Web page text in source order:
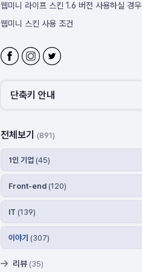
웹미니 라이프 스킨 1.6 버전 사용하실 경우
웹미니 스킨 사용 조건
웹미니 사이트
단축키 안내
전체보기 (891)
1인 기업 (45)
Front-end (120)
IT (139)
이야기 (307)
리뷰 (35)